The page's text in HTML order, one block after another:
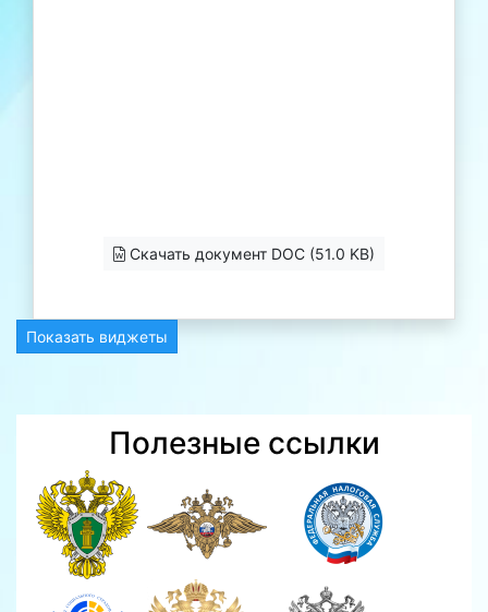
Скачать документ DOC (51.0 KB)
Показать виджеты
Полезные ссылки